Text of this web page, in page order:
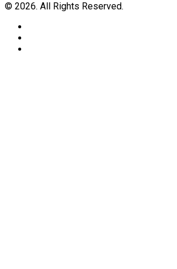
© 2026. All Rights Reserved.